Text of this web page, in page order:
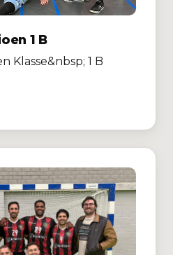
1 B
Klasse&nbsp; 1 B